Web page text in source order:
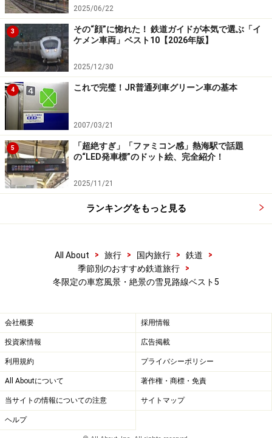
いかがでしょうか？
また清川～余目（あまるめ）駅間では、遠くに鳥海山を
望みながら庄内平野を快走。狩川駅付近では、風力発電
の風車が並び独特の景観を作り出すなど、短い時間に見
どころが次から次へとやってきて、何度乗っても飽きな
い路線です。
■路線データ
最上川舟下りの玄関口、古口駅
・JR東日本／陸羽西線（新庄～余目間）
Yahoo!地図情報
残る1～3位も見逃せない絶景が！＞＞
※記事内容は執筆時点のものです。最新の内容をご確認くださ
い。
2025/06/22
3
その“顔”に惚れた！ 鉄道ガイドが本気で選ぶ「イ
ケメン車両」ベスト10【2026年版】
2025/12/30
4 これで完璧！JR普通列車グリーン車の基本
2007/03/21
5
「超絶すぎ」「ファミコン感」熱海駅で話題
の“LED発車標”のドット絵、完全紹介！
2025/11/21
ランキングをもっと見る
All About > 旅行 > 国内旅行 > 鉄道
>
季節別のおすすめ鉄道旅行
>
冬限定の車窓風景・絶景の雪見路線ベスト5
会社概要 採用情報
投資家情報 広告掲載
利用規約 プライバシーポリシー
All Aboutについて 著作権・商標・免責
当サイトの情報についての注意 サイトマップ
ヘルプ